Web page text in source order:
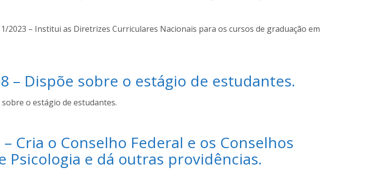
1/2023 – Institui as Diretrizes Curriculares Nacionais para os cursos de graduação em
– Dispõe sobre o estágio de estudantes.
o estágio de estudantes.
– Cria o Conselho Federal e os Conselhos
Psicologia e dá outras providências.